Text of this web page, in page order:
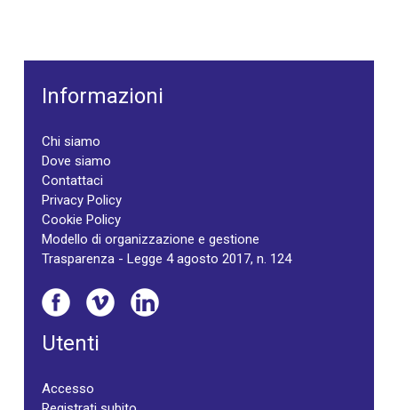
Informazioni
Chi siamo
Dove siamo
Contattaci
Privacy Policy
Cookie Policy
Modello di organizzazione e gestione
Trasparenza - Legge 4 agosto 2017, n. 124
Utenti
Accesso